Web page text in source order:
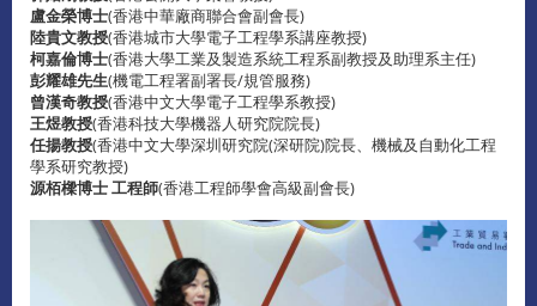
盧金榮博士(香港中華廠商聯合會副會長)
陸貴文教授(香港城市大學電子工程學系講座教授)
柯嘉倫博士(香港大學工業及製造系統工程系副教授及助理系主任)
彭耀雄先生(機電工程署副署長/規管服務)
曾漢奇教授(香港中文大學電子工程學系教授)
王煜教授(香港科技大學機器人研究院院長)
任揚教授(香港中文大學深圳研究院(深研院)院長、機械及自動化工程
學系研究教授)
源栢樑博士 工程師(香港工程師學會高級副會長)